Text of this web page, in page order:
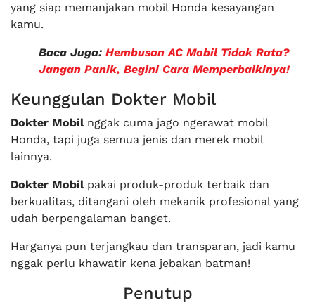
yang siap memanjakan mobil Honda kesayangan
kamu.
Baca Juga: Hembusan AC Mobil Tidak Rata?
Jangan Panik, Begini Cara Memperbaikinya!
Keunggulan Dokter Mobil
Dokter Mobilnggak cuma jago ngerawat mobil
Honda, tapi juga semua jenis dan merek mobil
lainnya.
Dokter Mobilpakai produk-produk terbaik dan
berkualitas, ditangani oleh mekanik profesional yang
udah berpengalaman banget.
Harganya pun terjangkau dan transparan, jadi kamu
nggak perlu khawatir kena jebakan batman!
Penutup